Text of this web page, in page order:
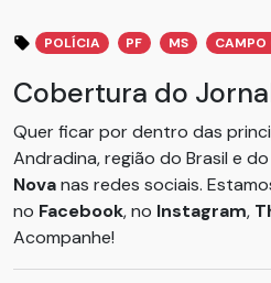
POLÍCIA PF MS CAMPO
Cobertura do
Quer ficar por dentro das
Andradina, região do Brasil e
Novanas redes sociais.
no Facebook, no Instagram,
Acompanhe!